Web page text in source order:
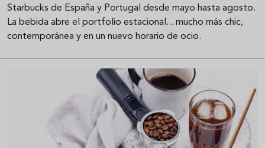
Starbucks de España y Portugal desde mayo hasta agosto.
La bebida abre el portfolio estacional... mucho más chic,
contemporánea y en un nuevo horario de ocio.